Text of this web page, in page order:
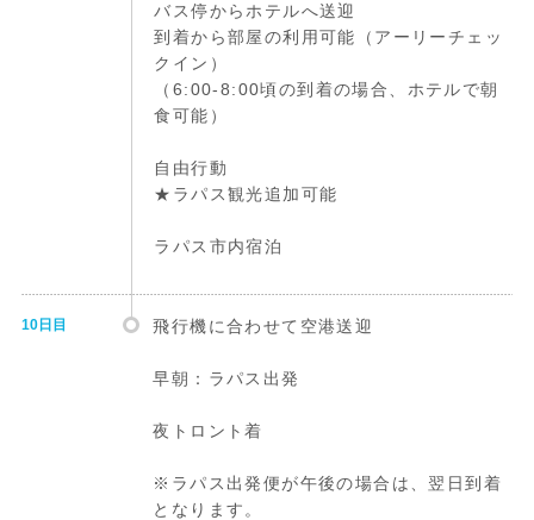
バス停からホテルへ送迎
到着から部屋の利用可能（アーリーチェッ
クイン）
（6:00-8:00頃の到着の場合、ホテルで朝
食可能）
自由行動
★ラパス観光追加可能
ラパス市内宿泊
10日目 飛行機に合わせて空港送迎
早朝：ラパス出発
夜トロント着
※ラパス出発便が午後の場合は、翌日到着
となります。